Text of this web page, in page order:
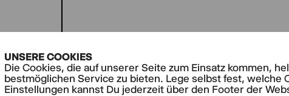
UNSERE COOKIES
Die Cookies, die auf unserer Seite zum Einsatz kommen,
bestmöglichen Service zu bieten. Lege selbst fest, welche
Einstellungen kannst Du jederzeit über den Footer der